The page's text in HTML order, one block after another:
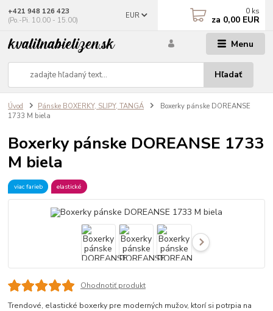
Menu
EUR
Hľadať
+421 948 126 423
(Po.-Pi. 10.00 - 15.00)
0 ks
za 0,00 EUR
Úvod Pánske BOXERKY, SLIPY, TANGÁ
Boxerky pánske DOREANSE
1733 M biela
Boxerky pánske DOREANSE 1733
M biela
viac farieb elastické
Ohodnotiť produkt
Trendové, elastické boxerky pre moderných mužov, ktorí si potrpia na